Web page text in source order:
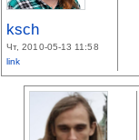
ksch
Чт, 2010-05-13 11:58
link